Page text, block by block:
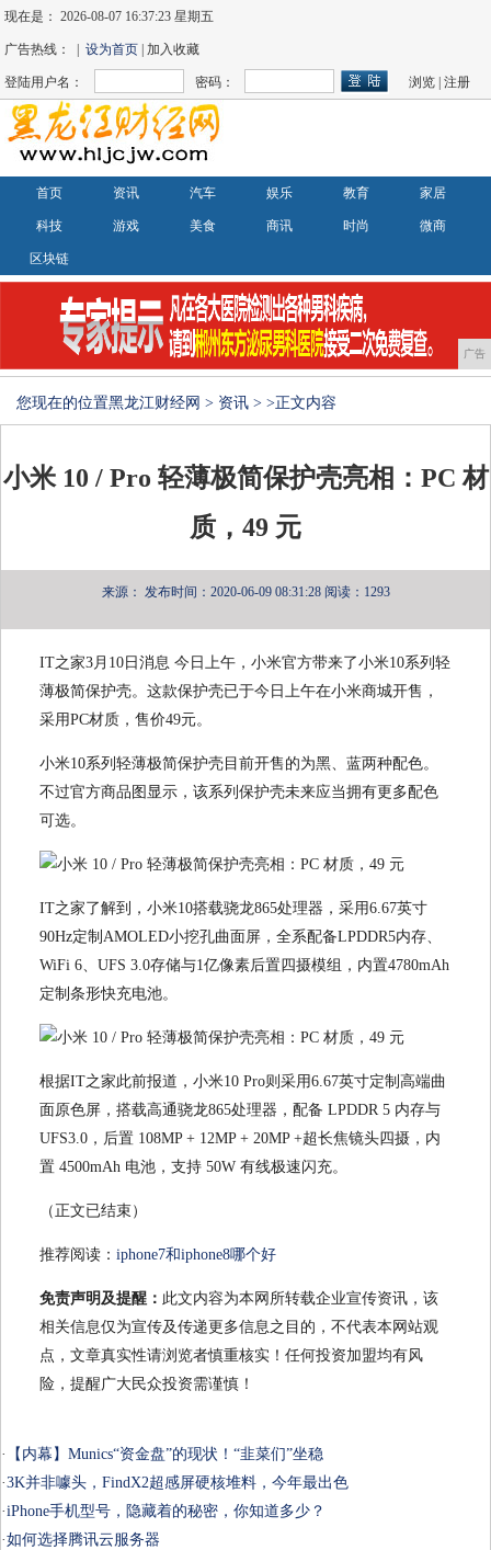
现在是：2026-08-07 16:37:23 星期五
广告热线： |设为首页 | 加入收藏
登陆用户名： 密码： 浏览 |注册
首页 资讯 汽车 娱乐 教育 家居
科技 游戏 美食 商讯 时尚 微商
区块链
广告
您现在的位置黑龙江财经网 > 资讯 > >正文内容
小米 10 / Pro 轻薄极简保护壳亮相：PC 材
质，49 元
来源： 发布时间：2020-06-09 08:31:28 阅读：1293
IT之家3月10日消息 今日上午，小米官方带来了小米10系列轻
薄极简保护壳。这款保护壳已于今日上午在小米商城开售，
采用PC材质，售价49元。
小米10系列轻薄极简保护壳 目前开售的为黑、蓝两种配色。
不过官方商品图显示，该系列保护壳未来应当拥有更多配色
可选。
IT之家了解到，小米10搭载骁龙865处理器，采用6.67英寸
90Hz定制AMOLED小挖孔曲面屏，全系配备LPDDR5内存、
WiFi 6、UFS 3.0存储与1亿像素后置四摄模组，内置4780mAh
定制条形快充电池。
根据IT之家此前报道，小米10 Pro则采用6.67英寸定制高端曲
面原色屏，搭载高通骁龙865处理器，配备 LPDDR 5 内存与
UFS3.0，后置 108MP + 12MP + 20MP +超长焦镜头四摄，内
置 4500mAh 电池，支持 50W 有线极速闪充。
（正文已结束）
推荐阅读： iphone7和iphone8哪个好
免责声明及提醒： 此文内容为本网所转载企业宣传资讯，该
相关信息仅为宣传及传递更多信息之目的，不代表本网站观
点，文章真实性请浏览者慎重核实！任何投资加盟均有风
险，提醒广大民众投资需谨慎！
·
【内幕】Munics“资金盘”的现状！“韭菜们”坐稳
·3K并非噱头，FindX2超感屏硬核堆料，今年最出色
·iPhone手机型号，隐藏着的秘密，你知道多少？
·如何选择腾讯云服务器